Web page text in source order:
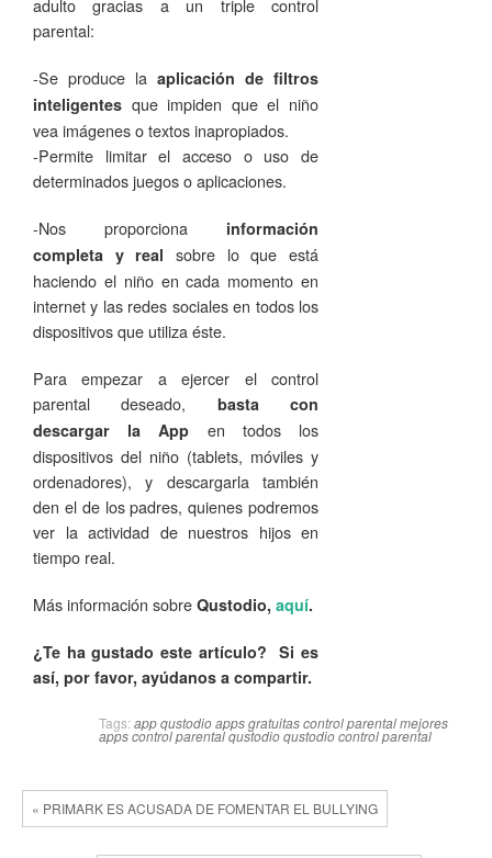
parental:
-Se produce la aplicación de filtros
inteligentes que impiden que el niño
vea imágenes o textos inapropiados.
-Permite limitar el acceso o uso de
determinados juegos o aplicaciones.
-Nos proporciona información
completa y real sobre lo que está
haciendo el niño en cada momento en
internet y las redes sociales en todos los
dispositivos que utiliza éste.
Para empezar a ejercer el control
parental deseado, basta con
descargar la App en todos los
dispositivos del niño (tablets, móviles y
ordenadores), y descargarla también
den el de los padres, quienes podremos
ver la actividad de nuestros hijos en
tiempo real.
Más información sobre Qustodio, aquí.
¿Te ha gustado este artículo? Si es
así, por favor, ayúdanos a compartir.
Tags: app qustodioapps gratuitas control parentalmejores
apps control parentalqustodioqustodio control parental
« PRIMARK ES ACUSADA DE FOMENTAR EL BULLYING